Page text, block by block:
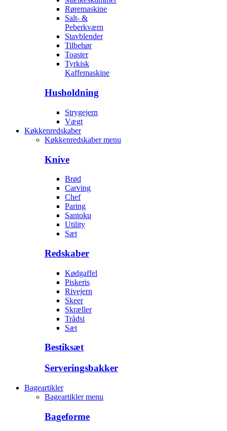
Røremaskine
Salt- &
Peberkværn
Stavblender
Tilbehør
Toaster
Tyrkisk
Kaffemaskine
Husholdning
Strygejern
Vægt
Køkkenredskaber
Køkkenredskaber menu
Knive
Brød
Carving
Chef
Paring
Santoku
Utility
Sæt
Redskaber
Kødgaffel
Piskeris
Rivejern
Skeer
Skræller
Trådsi
Sæt
Bestiksæt
Serveringsbakker
Bageartikler
Bageartikler menu
Bageforme